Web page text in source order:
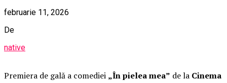
februarie 11, 2026
De
native
Premiera de gală a comediei „În pielea mea” de la Cinema